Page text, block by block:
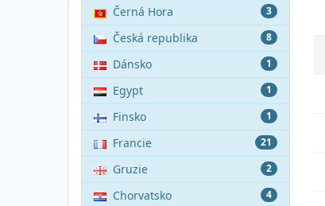
3
Černá Hora
8
Česká republika
1
Dánsko
1
Egypt
1
Finsko
21
Francie
2
Gruzie
4
Chorvatsko